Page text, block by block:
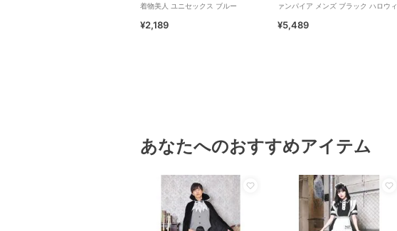
着物美人 ユニセックス ブルー
¥2,189
ァンパイア メンズ ブラック ハロウィ
¥5,489
あなたへのおすすめアイテム